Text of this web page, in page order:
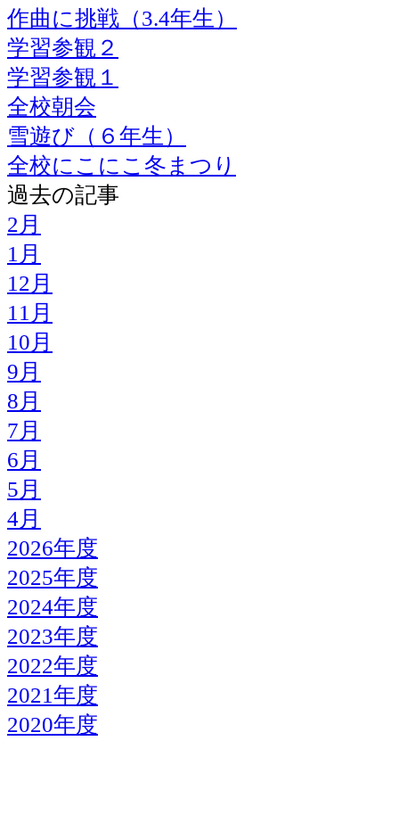
作曲に挑戦（3.4年生）
学習参観２
学習参観１
全校朝会
雪遊び（６年生）
全校にこにこ冬まつり
過去の記事
2月
1月
12月
11月
10月
9月
8月
7月
6月
5月
4月
2026年度
2025年度
2024年度
2023年度
2022年度
2021年度
2020年度